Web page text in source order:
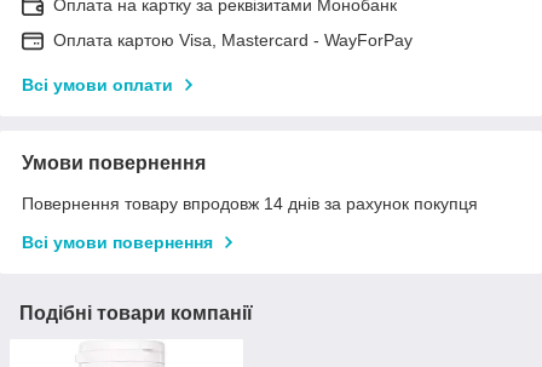
Оплата на картку за реквізитами Монобанк
Оплата картою Visa, Mastercard - WayForPay
Всі умови оплати
Умови повернення
Повернення товару впродовж 14 днів за рахунок покупця
Всі умови повернення
Подібні товари компанії